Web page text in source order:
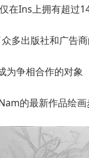
在Ins上拥有超过
多出版社和广告
为争相合作的对象
的最新作品绘画